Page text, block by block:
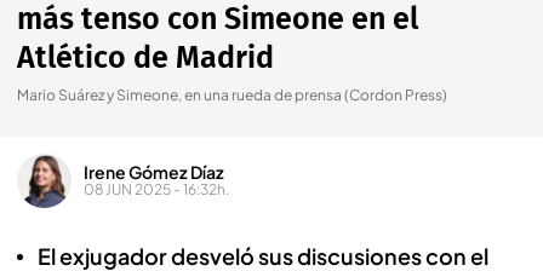
más tenso con Simeone en el
Atlético de Madrid
Mario Suárez y Simeone, en una rueda de prensa (Cordon Press)
Irene Gómez Díaz
08 JUN 2025 - 16:32h.
El exjugador desveló sus discusiones con el